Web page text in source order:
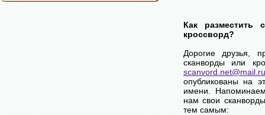
Как разместить
кроссворд?
Дорогие друзья,
сканворды или
scanvord.net@mail.ru
опубликованы на
имени.
нам свои
тем самым: